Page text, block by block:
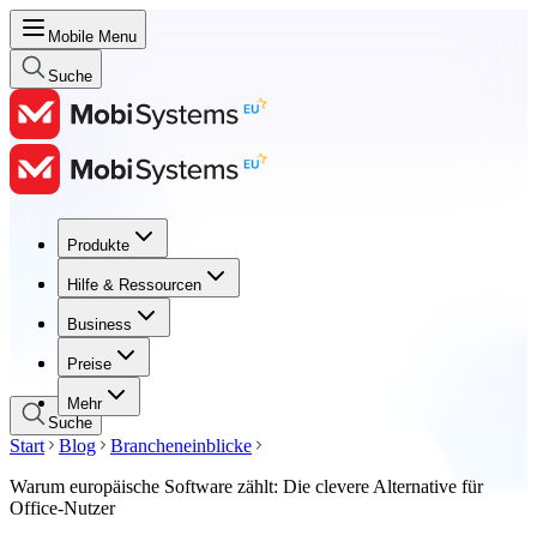
Mobile Menu
Suche
Produkte
Hilfe & Ressourcen
Business
Preise
Mehr
Produkte
Hilfe & Ressourcen
Business
Preise
Suche
Start Blog
Brancheneinblicke
Warum europäische Software zählt: Die clevere Alternative für
Office-Nutzer